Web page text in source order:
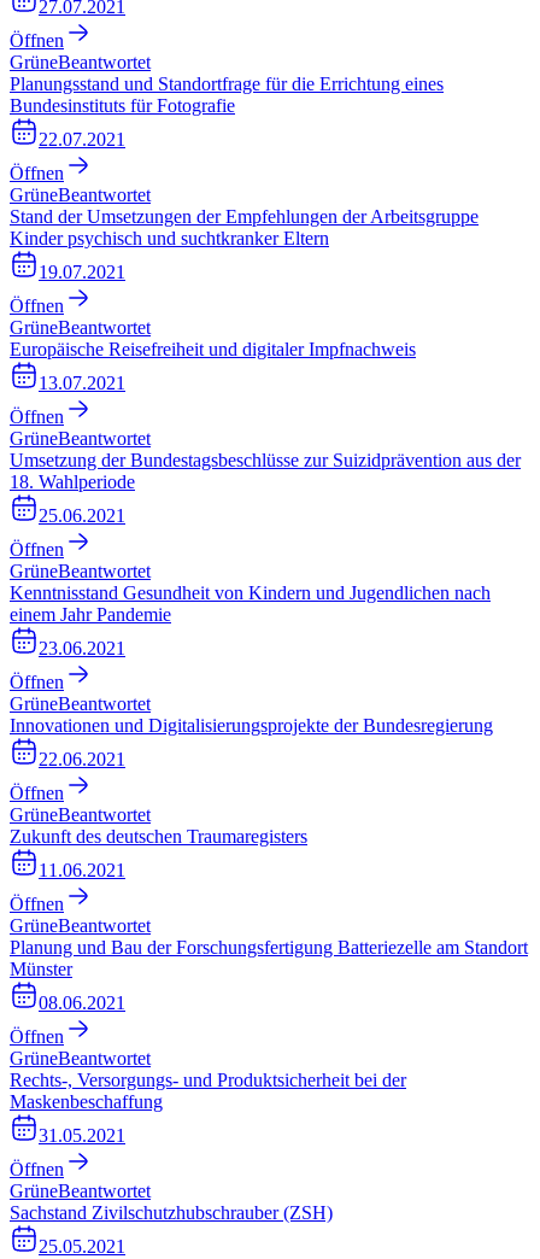
27.07.2021
Öffnen
GrüneBeantwortet
Planungsstand und Standortfrage für die Errichtung eines
Bundesinstituts für Fotografie
22.07.2021
Öffnen
GrüneBeantwortet
Stand der Umsetzungen der Empfehlungen der Arbeitsgruppe
Kinder psychisch und suchtkranker Eltern
19.07.2021
Öffnen
GrüneBeantwortet
Europäische Reisefreiheit und digitaler Impfnachweis
13.07.2021
Öffnen
GrüneBeantwortet
Umsetzung der Bundestagsbeschlüsse zur Suizidprävention aus der
18. Wahlperiode
25.06.2021
Öffnen
GrüneBeantwortet
Kenntnisstand Gesundheit von Kindern und Jugendlichen nach
einem Jahr Pandemie
23.06.2021
Öffnen
GrüneBeantwortet
Innovationen und Digitalisierungsprojekte der Bundesregierung
22.06.2021
Öffnen
GrüneBeantwortet
Zukunft des deutschen Traumaregisters
11.06.2021
Öffnen
GrüneBeantwortet
Planung und Bau der Forschungsfertigung Batteriezelle am Standort
Münster
08.06.2021
Öffnen
GrüneBeantwortet
Rechts-, Versorgungs- und Produktsicherheit bei der
Maskenbeschaffung
31.05.2021
Öffnen
GrüneBeantwortet
Sachstand Zivilschutzhubschrauber (ZSH)
25.05.2021